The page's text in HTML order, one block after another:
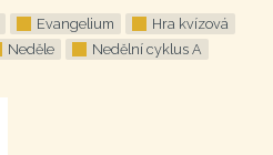
Evangelium
Hra kvízová
Neděle Nedělní cyklus A